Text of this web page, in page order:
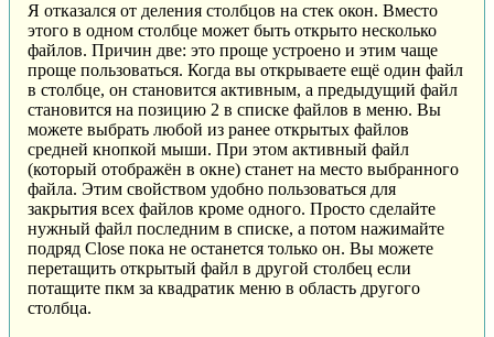
Я отказался от деления столбцов на стек окон. Вместо
этого в одном столбце может быть открыто несколько
файлов. Причин две: это проще устроено и этим чаще
проще пользоваться. Когда вы открываете ещё один файл
в столбце, он становится активным, а предыдущий файл
становится на позицию 2 в списке файлов в меню. Вы
можете выбрать любой из ранее открытых файлов
средней кнопкой мыши. При этом активный файл
(который отображён в окне) станет на место выбранного
файла. Этим свойством удобно пользоваться для
закрытия всех файлов кроме одного. Просто сделайте
нужный файл последним в списке, а потом нажимайте
подряд Close пока не останется только он. Вы можете
перетащить открытый файл в другой столбец если
потащите пкм за квадратик меню в область другого
столбца.